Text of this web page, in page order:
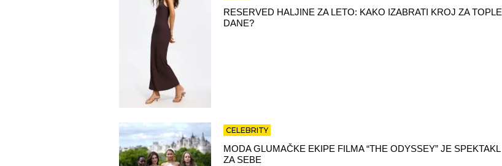
RESERVED HALJINE ZA LETO: KAKO IZABRATI KROJ ZA TOPLE
DANE?
CELEBRITY
MODA GLUMAČKE EKIPE FILMA “THE ODYSSEY” JE SPEKTAKL
ZA SEBE